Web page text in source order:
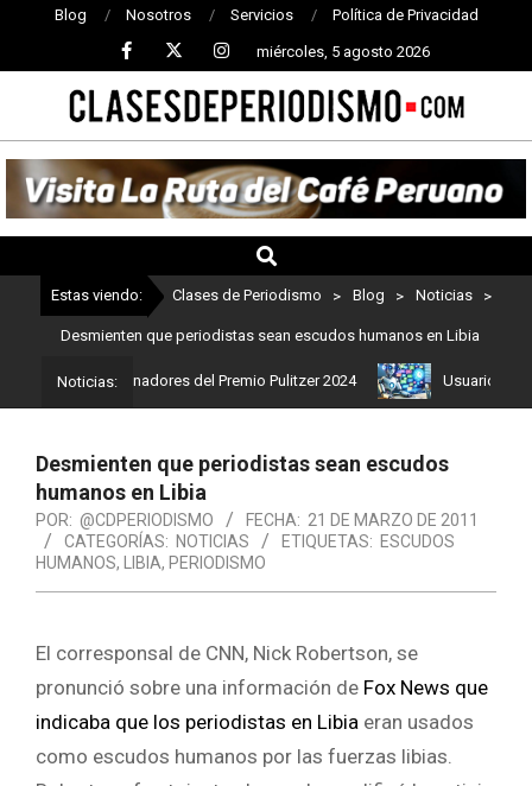
Blog Nosotros Servicios Política de Privacidad
miércoles, 5 agosto 2026
CLASES
DE
PERIODISMO
Estas viendo: Clases de Periodismo > Blog > Noticias >
Desmienten que periodistas sean escudos humanos en Libia
Noticias:
son los ganadores del Premio Pulitzer 2024 Usuarios de
Desmienten que periodistas sean escudos
humanos en Libia
POR: @CDPERIODISMO FECHA: 21 DE MARZO DE 2011
CATEGORÍAS: NOTICIAS ETIQUETAS: ESCUDOS
HUMANOS, LIBIA, PERIODISMO
El corresponsal de CNN, Nick Robertson, se
pronunció sobre una información de Fox News que
indicaba que los periodistas en Libia eran usados
como escudos humanos por las fuerzas libias.